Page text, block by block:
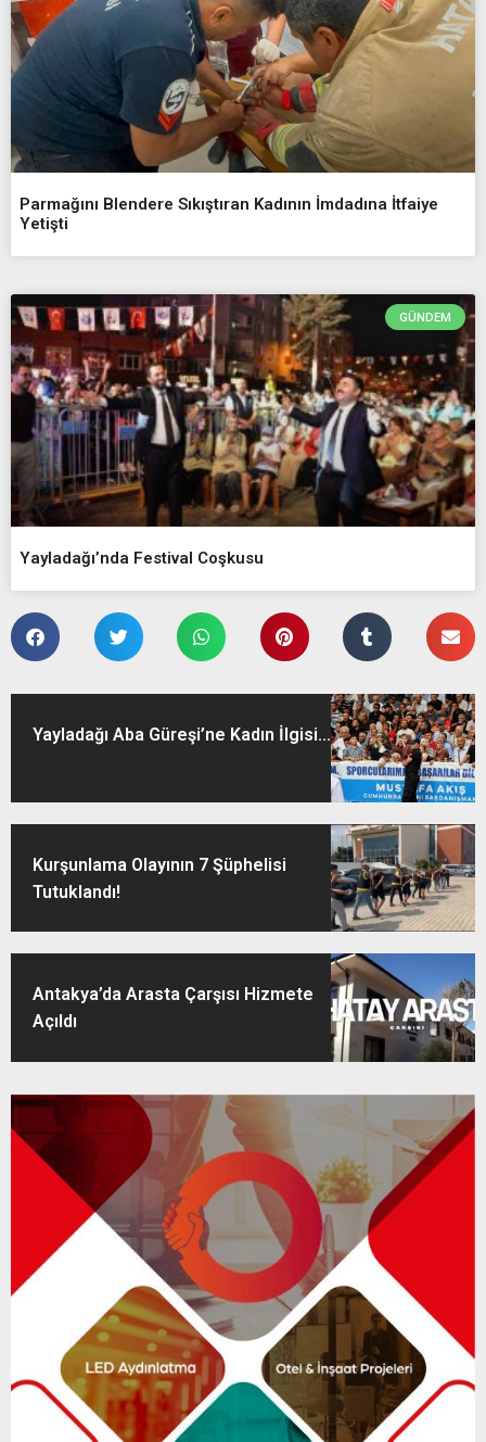
Parmağını Blendere Sıkıştıran Kadının İmdadına İtfaiye
Yetişti
GÜNDEM
Yayladağı’nda Festival Coşkusu
Yayladağı Aba Güreşi’ne Kadın İlgisi...
Kurşunlama Olayının 7 Şüphelisi
Tutuklandı!
Antakya’da Arasta Çarşısı Hizmete
Açıldı